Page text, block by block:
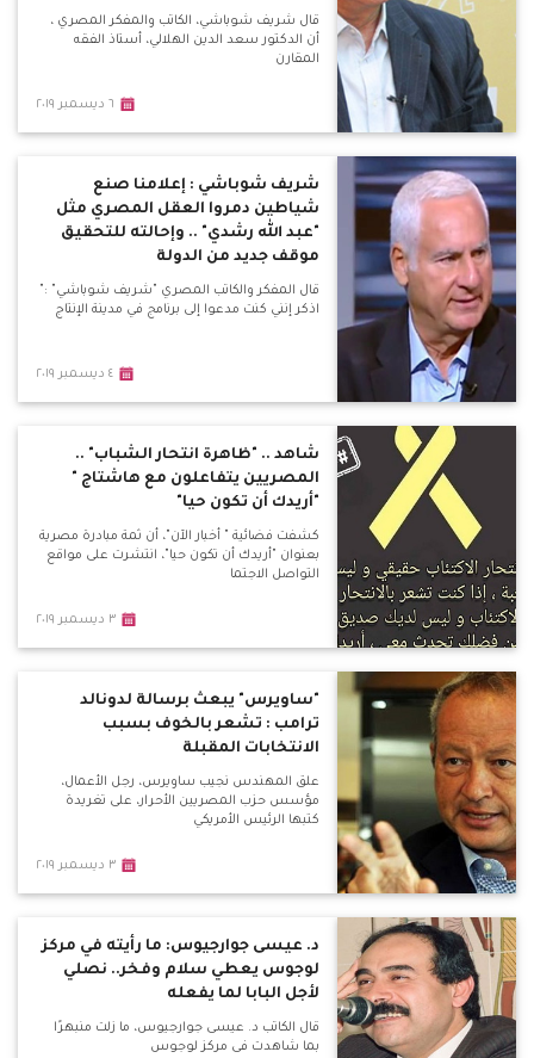
قال شريف شوباشي، الكاتب والمفكر المصري ،
أن الدكتور سعد الدين الهلالي، أستاذ الفقه
المقارن
٦ ديسمبر ٢٠١٩
شريف شوباشي : إعلامنا صنع
شياطين دمروا العقل المصري مثل
"عبد الله رشدي" .. وإحالته للتحقيق
موقف جديد من الدولة
قال المفكر والكاتب المصري "شريف شوباشي" :"
اذكر إنني كنت مدعوا إلى برنامج في مدينة الإنتاج
٤ ديسمبر ٢٠١٩
شاهد .. "ظاهرة انتحار الشباب" ..
المصريين يتفاعلون مع هاشتاج "
"أريدك أن تكون حيا"
كشفت فضائية " أخبار الآن"، أن ثمة مبادرة مصرية
بعنوان "أريدك أن تكون حيا"، انتشرت على مواقع
التواصل الاجتما
٣ ديسمبر ٢٠١٩
"ساويرس" يبعث برسالة لدونالد
ترامب : تشعر بالخوف بسبب
الانتخابات المقبلة
علق المهندس نجيب ساويرس، رجل الأعمال،
مؤسس حزب المصريين الأحرار، على تغريدة
كتبها الرئيس الأمريكي
٣ ديسمبر ٢٠١٩
د. عيسى جوارجيوس: ما رأيته في مركز
لوجوس يعطي سلام وفخر.. نصلي
لأجل البابا لما يفعله
قال الكاتب د. عيسى جوارجيوس، ما زلت منبهرًا
بما شاهدت فى مركز لوجوس